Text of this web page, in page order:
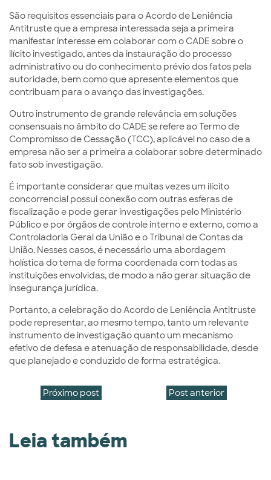
São requisitos essenciais para o Acordo de Leniência
Antitruste que a empresa interessada seja a primeira
manifestar interesse em colaborar com o CADE sobre o
ilícito investigado, antes da instauração do processo
administrativo ou do conhecimento prévio dos fatos pela
autoridade, bem como que apresente elementos que
contribuam para o avanço das investigações.
Outro instrumento de grande relevância em soluções
consensuais no âmbito do CADE se refere ao Termo de
Compromisso de Cessação (TCC), aplicável no caso de a
empresa não ser a primeira a colaborar sobre determinado
fato sob investigação.
É importante considerar que muitas vezes um ilícito
concorrencial possui conexão com outras esferas de
fiscalização e pode gerar investigações pelo Ministério
Público e por órgãos de controle interno e externo, como a
Controladoria Geral da União e o Tribunal de Contas da
União. Nesses casos, é necessário uma abordagem
holística do tema de forma coordenada com todas as
instituições envolvidas, de modo a não gerar situação de
insegurança jurídica.
Portanto, a celebração do Acordo de Leniência Antitruste
pode representar, ao mesmo tempo, tanto um relevante
instrumento de investigação quanto um mecanismo
efetivo de defesa e atenuação de responsabilidade, desde
que planejado e conduzido de forma estratégica.
Próximo post Post anterior
Leia também